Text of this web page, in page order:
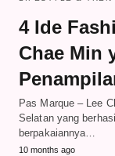
4 Ide
Chae Min
Pas Marque – Lee
Selatan yang
berpakaiannya…
10 months ago